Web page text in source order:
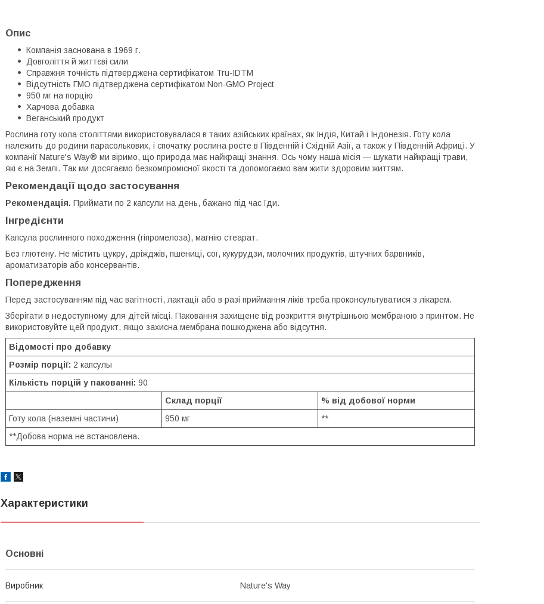
Опис
Компанія заснована в 1969 г.
Довголіття й життєві сили
Справжня точність підтверджена сертифікатом Tru-IDTM
Відсутність ГМО підтверджена сертифікатом Non-GMO Project
950 мг на порцію
Харчова добавка
Веганський продукт
Рослина готу кола століттями використовувалася в таких азійських країнах, як Індія, Китай і Індонезія. Готу кола
належить до родини парасолькових, і спочатку рослина росте в Південній і Східній Азії, а також у Південній Африці. У
компанії Nature's Way® ми віримо, що природа має найкращі знання. Ось чому наша місія — шукати найкращі трави,
які є на Землі. Так ми досягаємо безкомпромісної якості та допомогаємо вам жити здоровим життям.
Рекомендації щодо застосування
Рекомендація. Приймати по 2 капсули на день, бажано під час їди.
Інгредієнти
Капсула рослинного походження (гіпромелоза), магнію стеарат.
Без глютену. Не містить цукру, дріжджів, пшениці, сої, кукурудзи, молочних продуктів, штучних барвників,
ароматизаторів або консервантів.
Попередження
Перед застосуванням під час вагітності, лактації або в разі приймання ліків треба проконсультуватися з лікарем.
Зберігати в недоступному для дітей місці. Паковання захищене від розкриття внутрішньою мембраною з принтом. Не
використовуйте цей продукт, якщо захисна мембрана пошкоджена або відсутня.
Відомості про добавку
Розмір порції: 2 капсулы
Кількість порцій у пакованні: 90
Склад порції
% від добової норми
Готу кола (наземні частини)
950 мг
**
**Добова норма не встановлена.
Характеристики
Основні
Виробник Nature's Way